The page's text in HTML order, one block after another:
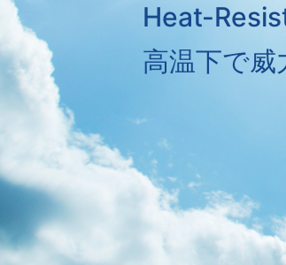
Heat-
高温下で威